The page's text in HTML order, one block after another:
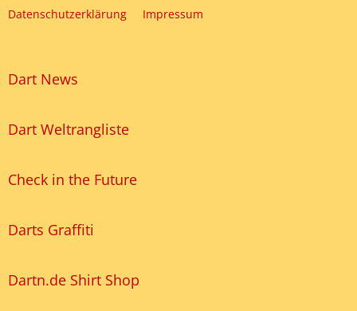
Datenschutzerklärung Impressum
Dart News
Dart Weltrangliste
Check in the Future
Darts Graffiti
Dartn.de Shirt Shop